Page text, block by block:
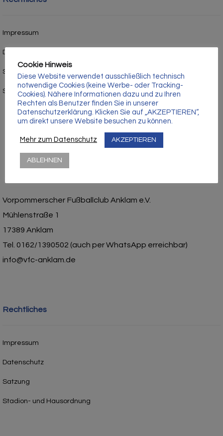
Impressum
Datenschutz
Satzung
Stadion- und Hausordnung
Vorpommerscher Fußballclub Anklam e.V.
Mühlenstraße 1
17389 Anklam
Tel. 0162/1390502 (auch per WhatsApp erreichbar)
info@vfc-anklam.de
Rechtliches
Impressum
Datenschutz
Satzung
Stadion- und Hausordnung
Cookie Hinweis
Diese Website verwendet ausschließlich technisch
notwendige Cookies (keine Werbe- oder Tracking-
Cookies). Nähere Informationen dazu und zu Ihren
Rechten als Benutzer finden Sie in unserer
Datenschutzerklärung. Klicken Sie auf „AKZEPTIEREN“,
um direkt unsere Website besuchen zu können.
Mehr zum Datenschutz AKZEPTIEREN
ABLEHNEN